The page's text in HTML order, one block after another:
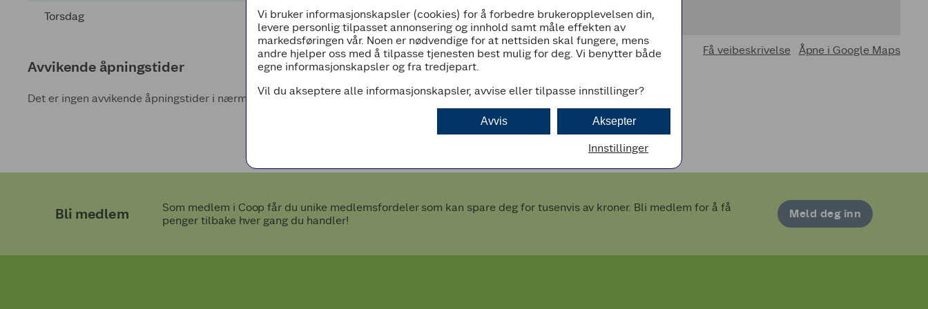
Torsdag 09:00 - 17:00
Avvikende åpningstider
Det er ingen avvikende åpningstider i nærmeste fremtid
Få veibeskrivelse Åpne i Google Maps
Bli medlem
Som medlem i Coop får du unike medlemsfordeler som kan spare deg for tusenvis av kroner. Bli medlem for å få
penger tilbake hver gang du handler!
Meld deg inn
Vi bruker informasjonskapsler (cookies) for å forbedre brukeropplevelsen din,
levere personlig tilpasset annonsering og innhold samt måle effekten av
markedsføringen vår. Noen er nødvendige for at nettsiden skal fungere, mens
andre hjelper oss med å tilpasse tjenesten best mulig for deg. Vi benytter både
egne informasjonskapsler og fra tredjepart.
Vil du akseptere alle informasjonskapsler, avvise eller tilpasse innstillinger?
Aksepter
Avvis
Innstillinger